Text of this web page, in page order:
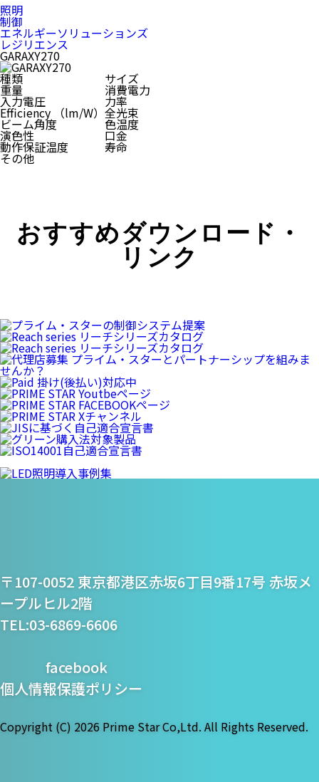
照明
制御
エネルギーソリューションズ
レジリエンス
GARAXY270
種類
サイズ
重量 消費電力
入力電圧 力率
Efficiency （lm/W） 全光束
ビーム角度 色温度
演色性 口金
動作保証温度 寿命
その他
おすすめダウンロード・
リンク
プライム・スター株式
会社
〒107-0052 東京都港区赤坂6丁目9番17号 赤坂メ
ープルヒル2階
TEL:03-6869-6606
facebook
個人情報保護ポリシー
Copyright (C) 2026 Prime Star Co,Ltd. All Rights Reserved.